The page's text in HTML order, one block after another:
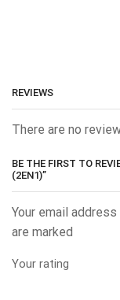
REVIEWS
There are no
BE THE FIRST TO
(2EN1)”
Your email
are marked
Your rating